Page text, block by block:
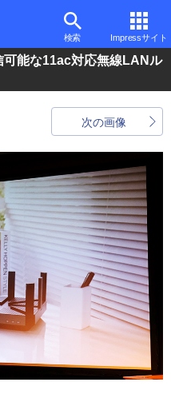
検索 Impressサイト
能な11ac対応無線LANル
次の画像